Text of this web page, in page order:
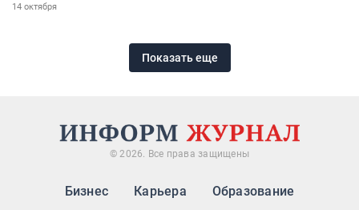
14 октября
Показать еще
© 2026. Все права защищены
Бизнес Карьера Образование